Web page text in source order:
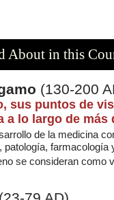
About in this
(130-200
sus puntos de
a lo largo de más
de la medicina
patología, farmacología
se consideran como